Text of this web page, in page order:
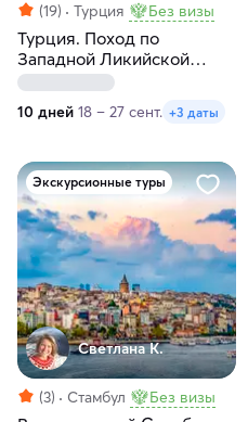
(19) Турция Без визы
Турция. Поход по
Западной Ликийской
тропе
10 дней 18 – 27 сент. +3 даты
Экскурсионные туры
Светлана К.
(3) Стамбул Без визы